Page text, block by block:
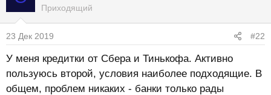
Приходящий
23 Дек 2019 #22
У меня кредитки от Сбера и Тинькофа. Активно
пользуюсь второй, условия наиболее подходящие. В
общем, проблем никаких - банки только рады